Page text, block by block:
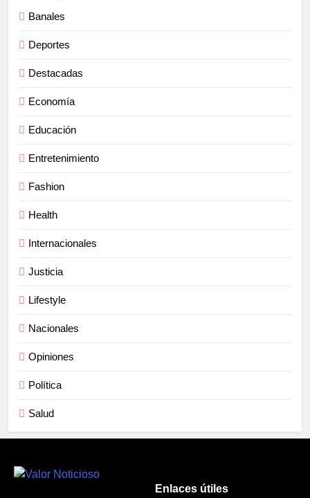
Banales
Deportes
Destacadas
Economía
Educación
Entretenimiento
Fashion
Health
Internacionales
Justicia
Lifestyle
Nacionales
Opiniones
Política
Salud
Enlaces útiles